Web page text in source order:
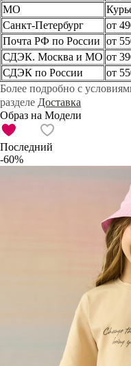
МО
Санкт-Петербург
от
Почта РФ по России от
СДЭК. Москва и МО от
СДЭК по России
от
Более подробно с
разделе Доставка
Образ на Модели
Последний
-60%